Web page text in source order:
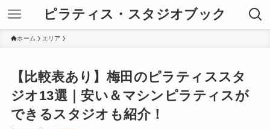
ピラティス・スタジオブック
ホーム エリア
【比較表あり】梅田のピラティススタ
ジオ13選｜安い＆マシンピラティスが
できるスタジオも紹介！